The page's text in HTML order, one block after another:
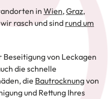
in Wien,Graz,
rasch und sind rund um
Beseitigung von Leckagen
die schnelle
die Bautrocknungvon
und Rettung Ihres